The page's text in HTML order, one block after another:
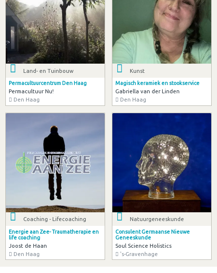
Land- en Tuinbouw
Permacultuurcentrum Den Haag
Permacultuur Nu!
Den Haag
Kunst
Magisch keramiek en stookservice
Gabriella van der Linden
Den Haag
Coaching - Lifecoaching
Energie aan Zee- Traumatherapie en
life coaching
Joost de Haan
Den Haag
Natuurgeneeskunde
Consulent Germaanse Nieuwe
Geneeskunde
Soul Science Holistics
's-Gravenhage